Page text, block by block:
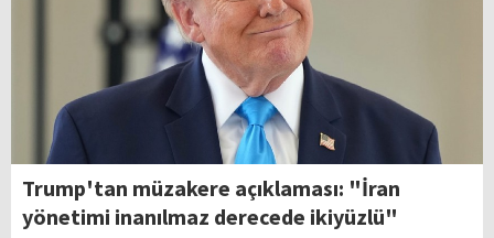
Trump'tan müzakere açıklaması: "İran
yönetimi inanılmaz derecede ikiyüzlü"